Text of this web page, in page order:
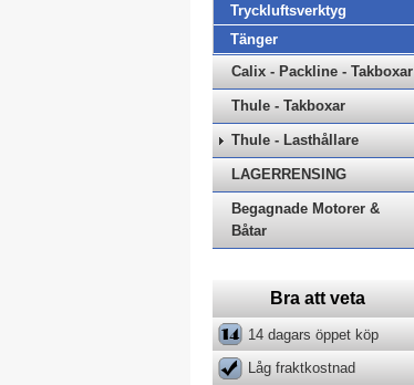
Tryckluftsverktyg
Tänger
Calix - Packline - Takboxar
Thule - Takboxar
Thule - Lasthållare
LAGERRENSING
Begagnade Motorer &
Båtar
Bra att veta
14 dagars öppet köp
Låg fraktkostnad